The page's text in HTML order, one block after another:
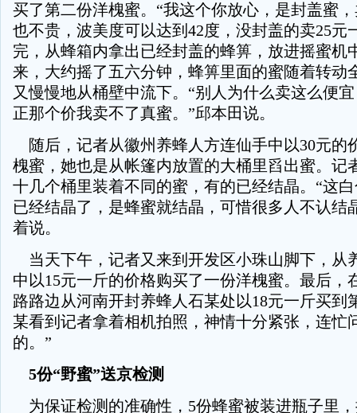
买了第二份洋槐蜜。“我这个你放心，是封盖蜜
也不贵，波美度可以达到42度，没封盖的卖25元
完，从蜂箱内拿出已经封盖的蜂箅，放进摇蜜机
来，大约摇了五六分钟，蜂箅里面的蜜随着转动
又慢慢地从桶壁中流下。“别人为什么卖这么便
正那个价我卖不了真蜜。”邱本田说。
随后，记者从徽州养蜂人方连仙手中以30元的
槐蜜，她也是从帐篷内放置的大桶里舀出蜜。记
十几个桶里装着不同的蜜，有的已经结晶。“这
已经结晶了，是蜂蜜就结晶，可惜很多人不认结
着说。
当天下午，记者又来到开发区小珠山脚下，从
中以15元一斤的价格购买了一份洋槐蜜。最后，
路路边从河南开封养蜂人石某处以18元一斤买到
某看到记者拿着相机拍照，神情十分紧张，连忙
的。”
5份“野蜜”送京检测
为保证检测的准确性，5份蜂蜜被装进瓶子里